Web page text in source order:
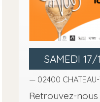
SAMEDI
— 02400 CHATEAU-
Retrouvez-nous